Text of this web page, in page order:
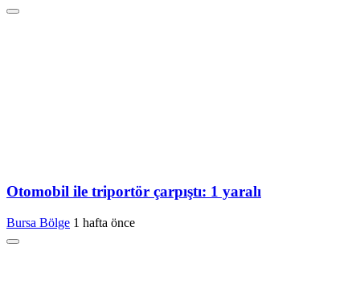
Otomobil ile triportör çarpıştı: 1 yaralı
Bursa Bölge 1 hafta önce